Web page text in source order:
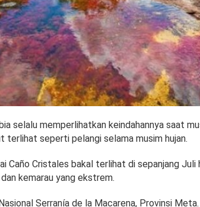
selalu memperlihatkan keindahannya saat
terlihat seperti pelangi selama musim hujan.
Caño Cristales bakal terlihat di sepanjang Juli
kemarau yang ekstrem.
Serranía de la Macarena, Provinsi Meta.